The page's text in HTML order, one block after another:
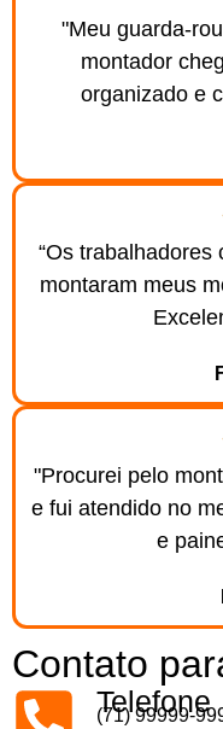
"Meu guarda-
montador
organizado e
“Os trabalhadores
montaram meus
"Procurei pelo
e fui atendido no
e
Contato
Telefone
(71) 99999-